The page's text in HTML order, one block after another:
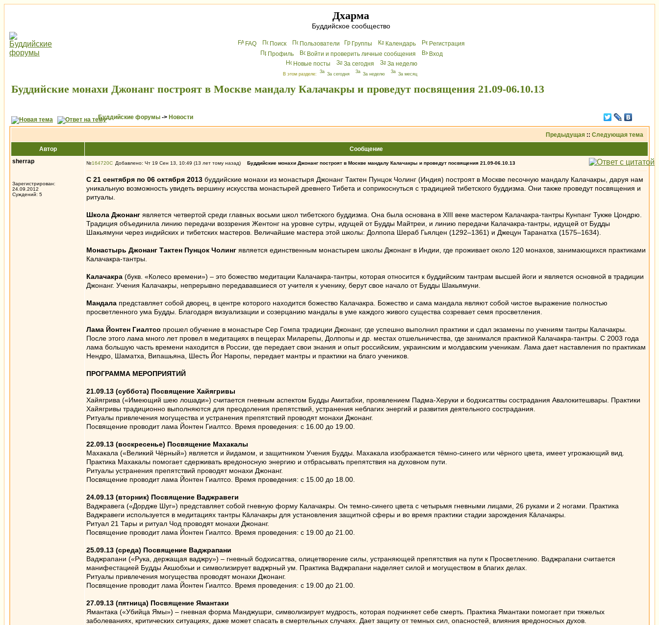
Дхарма
Буддийское сообщество
FAQ Поиск Пользователи Группы Календарь
Peгиcтрaция
Профиль
Войти и проверить личные сообщения
Вхoд
Новые посты
За сегодня За неделю
В этом разделе: За сегодня За неделю За месяц
Буддийские монахи Джонанг построят в Москве мандалу Калачакры и проведут посвящения 21.09-06.10.13
Буддийские форумы -> Новости
Предыдущая :: Следующая тема
Автор
Сообщение
sherrap
Зарегистрирован:
24.09.2012
Суждений: 5
№164720 Добавлено: Чт 19 Сен 13, 10:49 (13 лет тому назад) Буддийские монахи Джонанг построят в Москве мандалу Калачакры и проведут посвящения 21.09-06.10.13
С 21 сентября по 06 октября 2013 буддийские монахи из монастыря Джонанг Тактен Пунцок Чолинг (Индия) построят в Москве песочную мандалу Калачакры, даруя нам
уникальную возможность увидеть вершину искусства монастырей древнего Тибета и соприкоснуться с традицией тибетского буддизма. Они также проведут посвящения и
ритуалы.
Школа Джонанг является четвертой среди главных восьми школ тибетского буддизма. Она была основана в XIII веке мастером Калачакра-тантры Кунпанг Тукже Цондрю.
Традиция объединила линию передачи воззрения Жентонг на уровне сутры, идущей от Будды Майтреи, и линию передачи Калачакра-тантры, идущей от Будды
Шакьямуни через индийских и тибетских мастеров. Величайшие мастера этой школы: Долпопа Шераб Гьялцен (1292–1361) и Джецун Таранатха (1575–1634).
Монастырь Джонанг Тактен Пунцок Чолинг является единственным монастырем школы Джонанг в Индии, где проживает около 120 монахов, занимающихся практиками
Калачакра-тантры.
Калачакра (букв. «Колесо времени») – это божество медитации Калачакра-тантры, которая относится к буддийским тантрам высшей йоги и является основной в традиции
Джонанг. Учения Калачакры, непрерывно передававшиеся от учителя к ученику, берут свое начало от Будды Шакьямуни.
Мандала представляет собой дворец, в центре которого находится божество Калачакра. Божество и сама мандала являют собой чистое выражение полностью
просветленного ума Будды. Благодаря визуализации и созерцанию мандалы в уме каждого живого существа созревает семя просветления.
Лама Йонтен Гиалтсо прошел обучение в монастыре Сер Гомпа традиции Джонанг, где успешно выполнил практики и сдал экзамены по учениям тантры Калачакры.
После этого лама много лет провел в медитациях в пещерах Миларепы, Долпопы и др. местах отшельничества, где занимался практикой Калачакра-тантры. С 2003 года
лама большую часть времени находится в России, где передает свои знания и опыт российским, украинским и молдавским ученикам. Лама дает наставления по практикам
Нендро, Шаматха, Випашьяна, Шесть Йог Наропы, передает мантры и практики на благо учеников.
ПРОГРАММА МЕРОПРИЯТИЙ
21.09.13 (суббота) Посвящение Хайягривы
Хайягрива («Имеющий шею лошади») считается гневным аспектом Будды Амитабхи, проявлением Падма-Херуки и бодхисаттвы сострадания Авалокитешвары. Практики
Хайягривы традиционно выполняются для преодоления препятствий, устранения неблагих энергий и развития деятельного сострадания.
Ритуалы привлечения могущества и устранения препятствий проводят монахи Джонанг.
Посвящение проводит лама Йонтен Гиалтсо. Время проведения: с 16.00 до 19.00.
22.09.13 (воскресенье) Посвящение Махакалы
Махакала («Великий Чёрный») является и йидамом, и защитником Учения Будды. Махакала изображается тёмно-синего или чёрного цвета, имеет угрожающий вид.
Практика Махакалы помогает сдерживать вредоносную энергию и отбрасывать препятствия на духовном пути.
Ритуалы устранения препятствий проводят монахи Джонанг.
Посвящение проводит лама Йонтен Гиалтсо. Время проведения: с 15.00 до 18.00.
24.09.13 (вторник) Посвящение Ваджравеги
Ваджравега («Дордже Шуг») представляет собой гневную форму Калачакры. Он темно-синего цвета с четырьмя гневными лицами, 26 руками и 2 ногами. Практика
Ваджравеги используется в медитациях тантры Кāлачакры для установления защитной сферы и во время практики стадии зарождения Кāлачакры.
Ритуал 21 Тары и ритуал Чод проводят монахи Джонанг.
Посвящение проводит лама Йонтен Гиалтсо. Время проведения: с 19.00 до 21.00.
25.09.13 (среда) Посвящение Ваджрапани
Ваджрапани («Рука, держащая ваджру») – гневный бодхисаттва, олицетворение силы, устраняющей препятствия на пути к Просветлению. Ваджрапани считается
манифестацией Будды Акшобхьи и символизирует ваджрный ум. Практика Ваджрапани наделяет силой и могуществом в благих делах.
Ритуалы привлечения могущества проводят монахи Джонанг.
Посвящение проводит лама Йонтен Гиалтсо. Время проведения: с 19.00 до 21.00.
27.09.13 (пятница) Посвящение Ямантаки
Ямантака («Убийца Ямы») – гневная форма Манджушри, символизирует мудрость, которая подчиняет себе смерть. Практика Ямантаки помогает при тяжелых
заболеваниях, критических ситуациях, даже может спасать в смертельных случаях. Дает защиту от темных сил, опасностей, влияния вредоносных духов.